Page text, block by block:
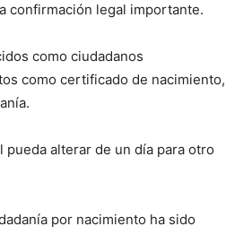
confirmación legal importante.
como ciudadanos
como certificado de nacimiento,
alterar de un día para otro
por nacimiento ha sido